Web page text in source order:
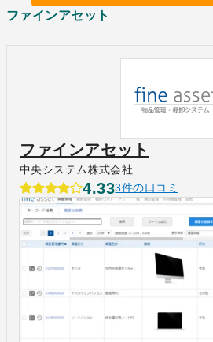
ファインアセット
ファインアセット
中央システム株式会社
4.333件の口コミ